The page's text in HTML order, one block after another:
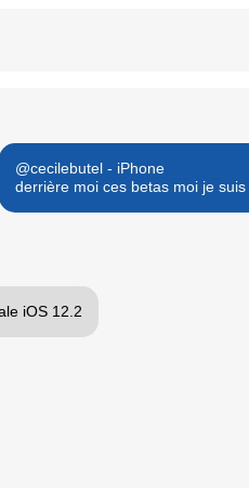
@cecilebutel - iPhone
derrière moi ces betas moi je
iOS 12.2